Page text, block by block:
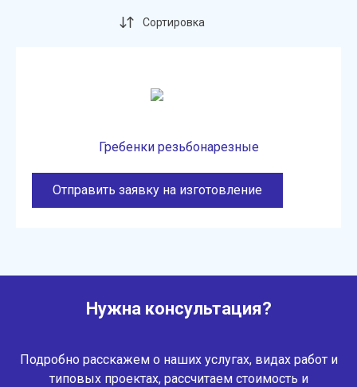
Сортировка
Гребенки резьбонарезные
Отправить заявку на изготовление
Нужна консультация?
Подробно расскажем о наших услугах, видах работ и
типовых проектах, рассчитаем стоимость и